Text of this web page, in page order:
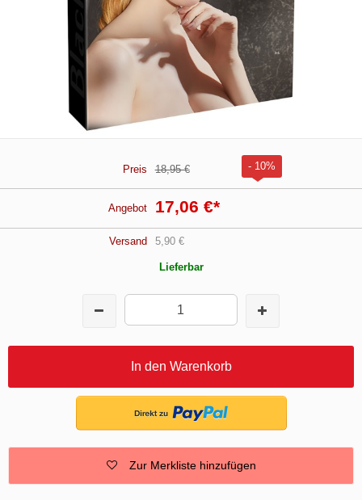
Preis 18,95 € - 10%
Angebot 17,06 €*
Versand 5,90 €
Lieferbar
In den Warenkorb
Zur Merkliste hinzufügen